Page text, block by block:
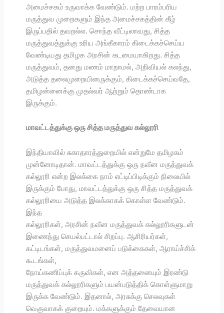
அமைச்சகம் உருவாக்க வேண்டும். மற்ற பாரம்பரிய
மருத்துவ முறைகளும் இந்த அமைச்சகத்தின் கீழ்
இருப்பதில் தவறல்ல. சொந்த வீட்டிலாவது, சித்த
மருத்துவத்துக்கு உரிய அங்கீகாரம் கிடைக்கச்செய்ய
வேண்டியது தமிழக அரசின் கடமையாகிறது. சித்த
மருத்துவம், தனது மணம் மாறாமல், அறிவியல் கலந்து,
அடுத்த தலைமுறையினருக்கும், கிடைக்கச்செய்வதே,
தமிழன்னைக்கு முதல்வர் ஆற்றும் தொண்டாக
இருக்கும்.
மாவட்டத்துக்கு ஒரு சித்த மருத்துவ கல்லூரி
இந்தியாவில் சுகாதாரத்துறையில் என்றுமே தமிழகம்
முன்னோடிதான். மாவட்டத்துக்கு ஒரு நவீன மருத்துவக்
கல்லூரி என்ற இலக்கை நாம் எட்டிப்பிடிக்கும் நிலையில்
இருக்கும் போது, மாவட்டத்துக்கு ஒரு சித்த மருத்துவக்
கல்லூரியை அடுத்த இலக்காகக் கொள்ள வேண்டும்.
இந்த
கல்லூரிகள், அரசின் நவீன மருத்துவக் கல்லூரிகளுடன்
இணைந்து செயல்பட்டால் சிறப்பு. ஆசிரியர்கள்,
கட்டிடங்கள், மருத்துவமனைப் படுக்கைகள், ஆராய்ச்சிக்
கூடங்கள்,
நோய்கணிப்புக் கருவிகள், என அத்தனையும் இரண்டு
மருத்துவக் கல்லூரிகளும் பயன்படுத்திக் கொள்ளுமாறு
இருக்க வேண்டும். இதனால், அரசுக்கு செலவுகள்
வெகுவாகக் குறையும். மக்களுக்கும் தேவையான